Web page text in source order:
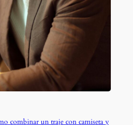
combinar un traje con camiseta y